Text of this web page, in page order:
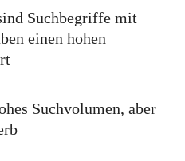
Suchbegriffe mit
einen hohen
Suchvolumen, aber